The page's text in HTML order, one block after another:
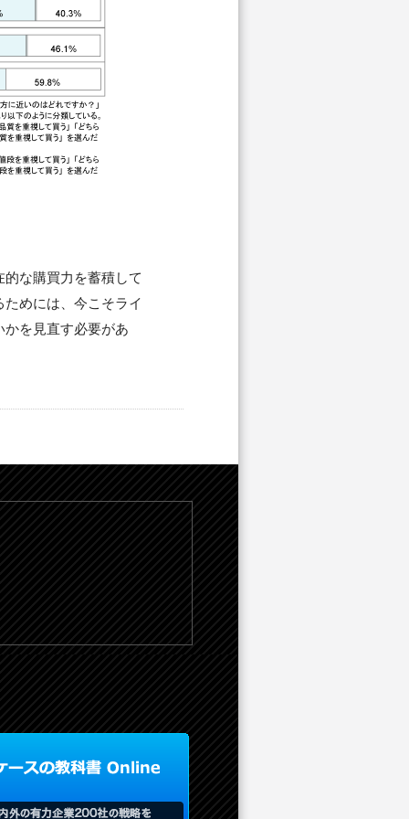
な購買力を蓄積して
めには、今こそライ
を見直す必要があ